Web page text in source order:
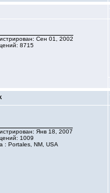
Сен 01, 2002
8715
Янв 18, 2007
1009
: Portales, NM, USA